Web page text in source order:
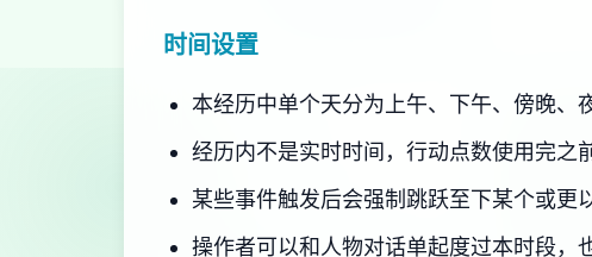
时间设置
本经历中单个天分为上午、下午、傍晚、
经历内不是实时时间，行动点数使用完之
某些事件触发后会强制跳跃至下某个或更
操作者可以和人物对话单起度过本时段，